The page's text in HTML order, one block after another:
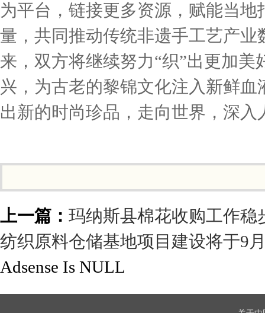
为平台，链接更多资源，赋能当
量，共同推动传统非遗手工艺产
来，双方将继续努力“织”出更加
兴，为古老的黎锦文化注入新鲜
出新的时尚珍品，走向世界，深入
上一篇： 玛纳斯县棉花收购工作稳
纺织原料仓储基地项目建设将于9
Adsense Is NULL